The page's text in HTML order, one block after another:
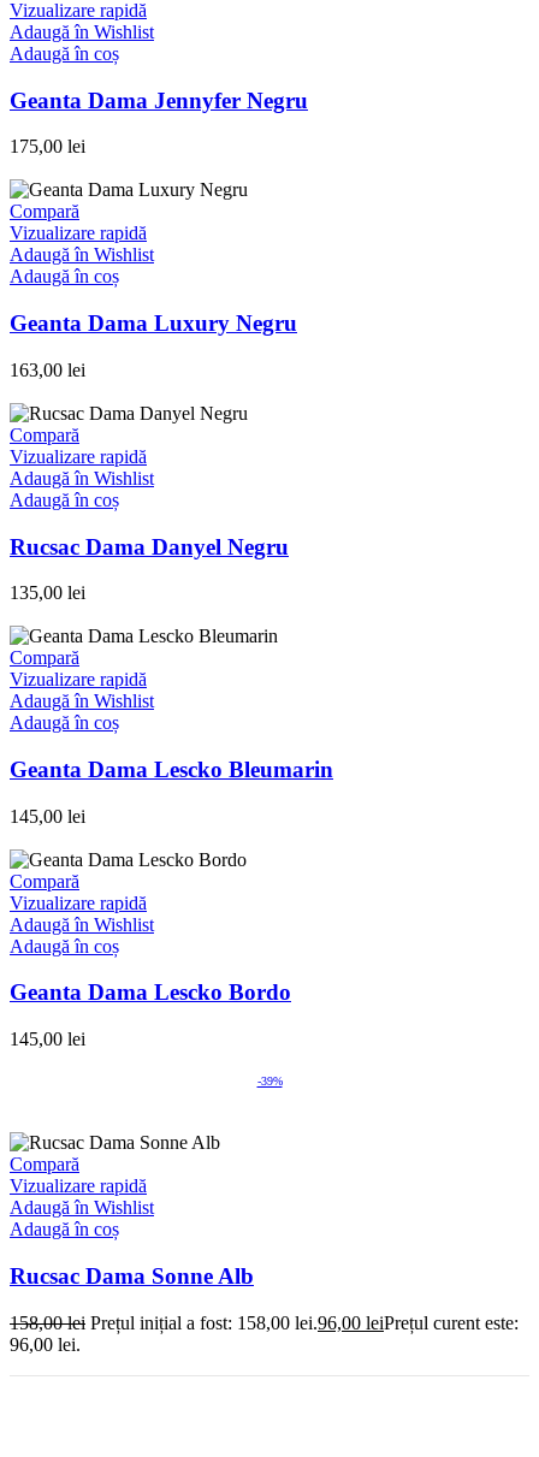
Vizualizare rapidă
Adaugă în Wishlist
Adaugă în coș
Geanta Dama Jennyfer Negru
175,00 lei
Compară
Vizualizare rapidă
Adaugă în Wishlist
Adaugă în coș
Geanta Dama Luxury Negru
163,00 lei
Compară
Vizualizare rapidă
Adaugă în Wishlist
Adaugă în coș
Rucsac Dama Danyel Negru
135,00 lei
Compară
Vizualizare rapidă
Adaugă în Wishlist
Adaugă în coș
Geanta Dama Lescko Bleumarin
145,00 lei
Compară
Vizualizare rapidă
Adaugă în Wishlist
Adaugă în coș
Geanta Dama Lescko Bordo
145,00 lei
-39%
Compară
Vizualizare rapidă
Adaugă în Wishlist
Adaugă în coș
Rucsac Dama Sonne Alb
158,00lei Prețul inițial a fost: 158,00 lei.96,00 leiPrețul curent este:
96,00 lei.